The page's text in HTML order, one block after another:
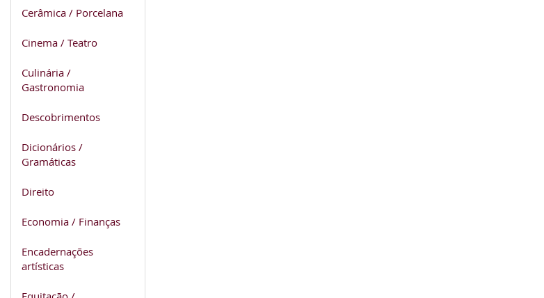
Cerâmica / Porcelana
Cinema / Teatro
Culinária /
Gastronomia
Descobrimentos
Dicionários /
Gramáticas
Direito
Economia / Finanças
Encadernações
artísticas